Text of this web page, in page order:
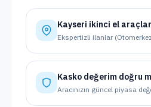
Kayseri ikinci el araçlar
Ekspertizli ilanlar
Kasko değerim doğru
Aracınızın güncel piyasa